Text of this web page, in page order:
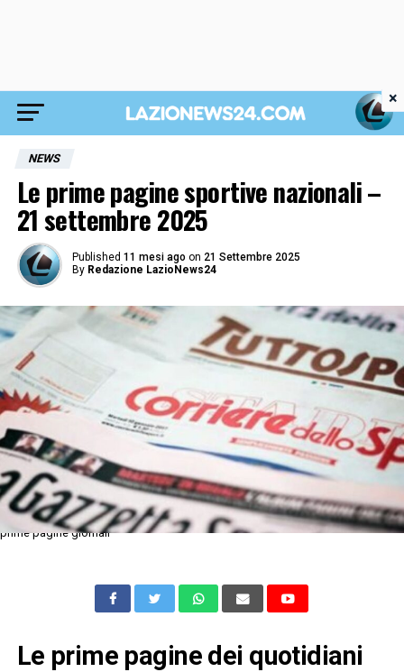
NEWS
Le prime pagine sportive nazionali –
21 settembre 2025
Published 11 mesi ago on 21 Settembre 2025
By Redazione LazioNews24
prime pagine giornali
Le prime pagine dei quotidiani
×